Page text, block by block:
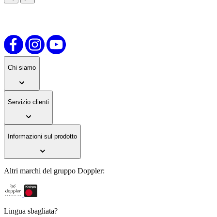
Chi siamo
Servizio clienti
Informazioni sul prodotto
Altri marchi del gruppo Doppler:
Lingua sbagliata?